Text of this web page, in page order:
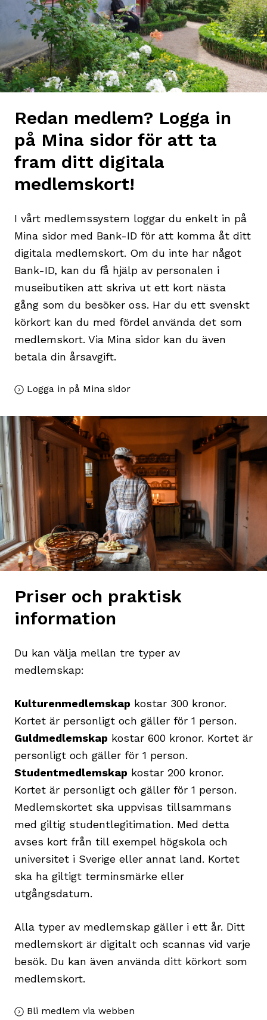
Redan medlem? Logga in
på Mina sidor för att ta
fram ditt digitala
medlemskort!
I vårt medlemssystem loggar du enkelt in på
Mina sidor med Bank-ID för att komma åt ditt
digitala medlemskort. Om du inte har något
Bank-ID, kan du få hjälp av personalen i
museibutiken att skriva ut ett kort nästa
gång som du besöker oss. Har du ett svenskt
körkort kan du med fördel använda det som
medlemskort. Via Mina sidor kan du även
betala din årsavgift.
Logga in på Mina sidor
Priser och praktisk
information
Du kan välja mellan tre typer av
medlemskap:
Kulturenmedlemskap kostar 300 kronor.
Kortet är personligt och gäller för 1 person.
Guldmedlemskap kostar 600 kronor. Kortet är
personligt och gäller för 1 person.
Studentmedlemskap kostar 200 kronor.
Kortet är personligt och gäller för 1 person.
Medlemskortet ska uppvisas tillsammans
med giltig studentlegitimation. Med detta
avses kort från till exempel högskola och
universitet i Sverige eller annat land. Kortet
ska ha giltigt terminsmärke eller
utgångsdatum.
Alla typer av medlemskap gäller i ett år. Ditt
medlemskort är digitalt och scannas vid varje
besök. Du kan även använda ditt körkort som
medlemskort.
Bli medlem via webben